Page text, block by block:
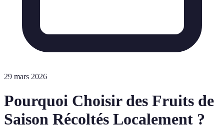
29 mars 2026
Pourquoi Choisir des Fruits de
Saison Récoltés Localement ?